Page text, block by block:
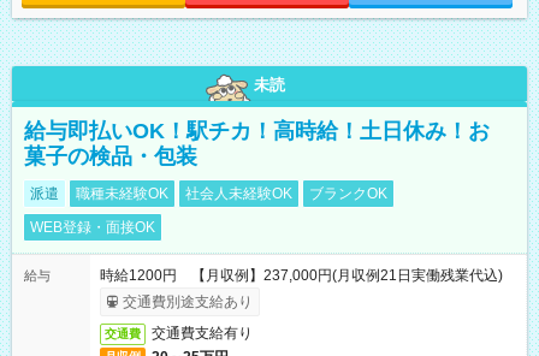
未読
給与即払いOK！駅チカ！高時給！土日休み！お
菓子の検品・包装
派遣 職種未経験OK 社会人未経験OK
ブランクOK
WEB登録・面接OK
給与
時給1200円 【月収例】237,000円(月収例21日実働残業代込)
交通費別途支給あり
交通費 交通費支給有り